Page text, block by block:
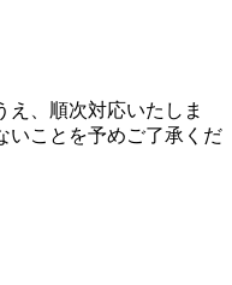
え、順次対応いたしま
いことを予めご了承くだ